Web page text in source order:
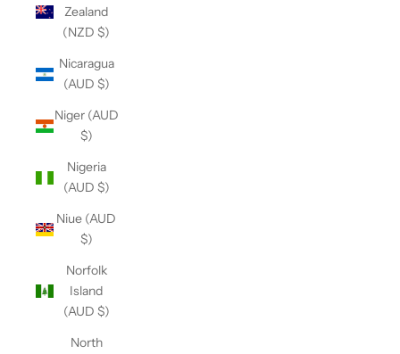
Zealand
(NZD $)
Nicaragua
(AUD $)
Niger (AUD
$)
Nigeria
(AUD $)
Niue (AUD
$)
Norfolk
Island
(AUD $)
North